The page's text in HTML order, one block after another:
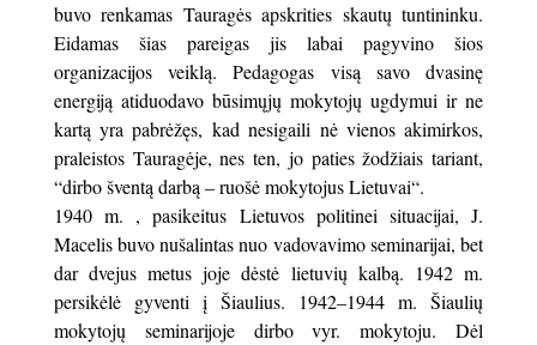
buvo renkamas Tauragės apskrities skautų tuntininku.
Eidamas šias pareigas jis labai pagyvino šios
organizacijos veiklą. Pedagogas visą savo dvasinę
energiją atiduodavo būsimųjų mokytojų ugdymui ir ne
kartą yra pabrėžęs, kad nesigaili nė vienos akimirkos,
praleistos Tauragėje, nes ten, jo paties žodžiais tariant,
“dirbo šventą darbą – ruošė mokytojus Lietuvai“.
1940 m. , pasikeitus Lietuvos politinei situacijai, J.
Macelis buvo nušalintas nuo vadovavimo seminarijai, bet
dar dvejus metus joje dėstė lietuvių kalbą. 1942 m.
persikėlė gyventi į Šiaulius. 1942–1944 m. Šiaulių
mokytojų seminarijoje dirbo vyr. mokytoju. Dėl